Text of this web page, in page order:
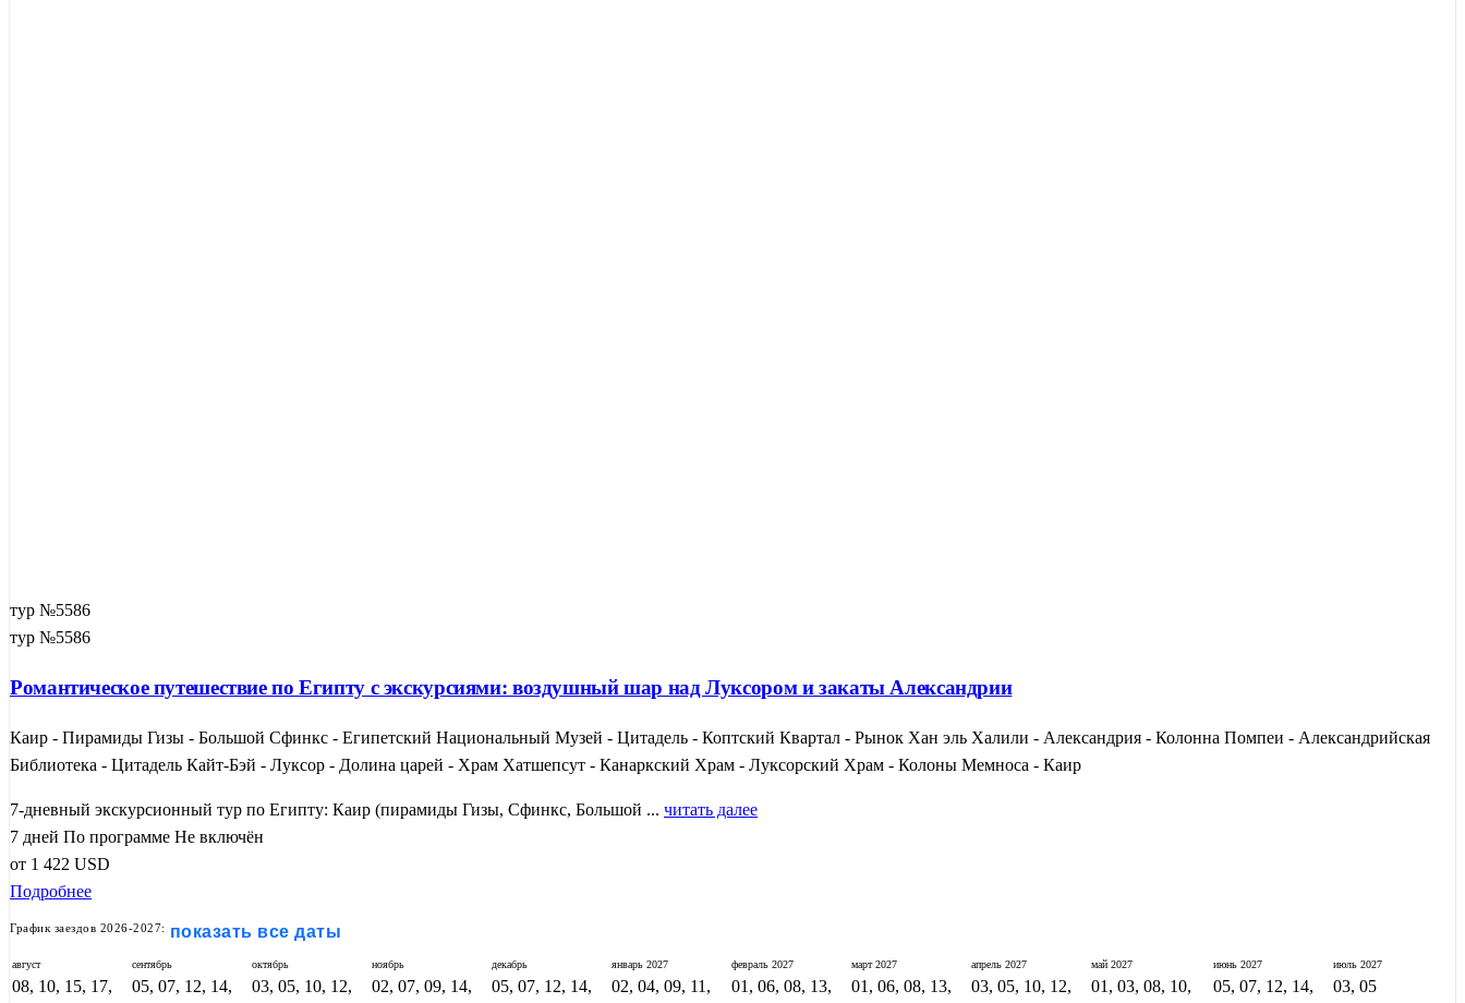
тур №5586
тур №5586
Романтическое путешествие по Египту с экскурсиями: воздушный шар над Луксором и закаты Александрии
Каир - Пирамиды Гизы - Большой Сфинкс - Египетский Национальный Музей - Цитадель - Коптский Квартал - Рынок Хан эль Халили - Александрия - Колонна Помпеи - Александрийская
Библиотека - Цитадель Кайт-Бэй - Луксор - Долина царей - Храм Хатшепсут - Канаркский Храм - Луксорский Храм - Колоны Мемноса - Каир
7-дневный экскурсионный тур по Египту: Каир (пирамиды Гизы, Сфинкс, Большой ... читать далее
7 дней По программе Не включён
от 1 422 USD
Подробнее
График заездов 2026-2027: показать все даты
август
08, 10, 15, 17,
сентябрь
05, 07, 12, 14,
октябрь
03, 05, 10, 12,
ноябрь
02, 07, 09, 14,
декабрь
05, 07, 12, 14,
январь 2027
02, 04, 09, 11,
февраль 2027
01, 06, 08, 13,
март2027
01, 06, 08, 13,
апрель 2027
03, 05, 10, 12,
май 2027
01, 03, 08, 10,
июнь 2027
05, 07, 12, 14,
июль 2027
03, 05